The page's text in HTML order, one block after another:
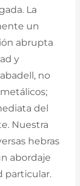
La
un
abrupta
y
no
del
Nuestra
hebras
abordaje
particular.